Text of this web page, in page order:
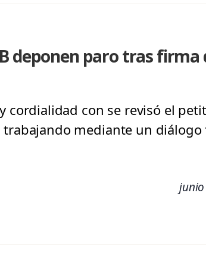
deponen paro tras firma
cordialidad con se revisó el
mediante un
junio